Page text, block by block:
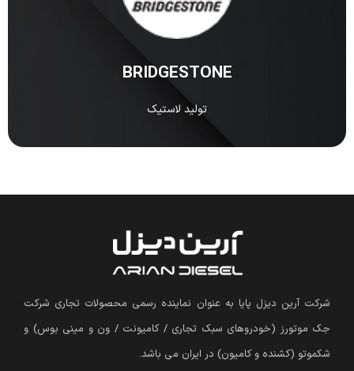
BRIDGESTONE
تولید لاستیک
BRIDGESTONE جزو یکی از معروف‌ترین و بهترین شرکت‌های
ژاپنی است که در تولید لاستیک و تایر تخصص دارد.
مشاهده
شرکت آرین دیزل پایا به عنوان نماینده رسمی محصولات تجاری شرکت
جک موتورز (خودروهای سبک تجاری / کامیونت / ون و مینی بوس) و
شکموتو (کشنده و کامیون) در ایران می باشد.